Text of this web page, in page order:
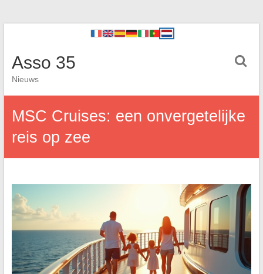
Asso 35
Nieuws
MSC Cruises: een onvergetelijke
reis op zee